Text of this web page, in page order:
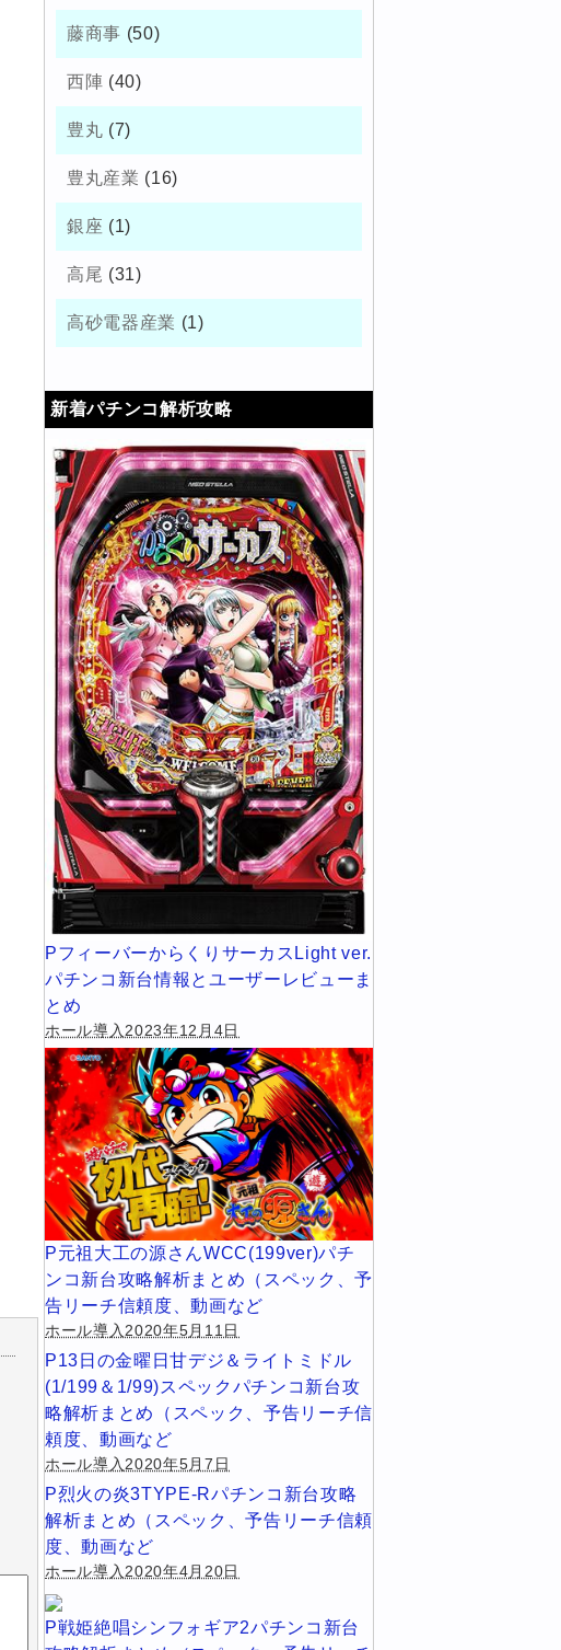
藤商事 (50)
西陣 (40)
豊丸 (7)
豊丸産業 (16)
銀座 (1)
高尾 (31)
高砂電器産業 (1)
新着パチンコ解析攻略
PフィーバーからくりサーカスLight ver.
パチンコ新台情報とユーザーレビューま
とめ
ホール導入2023年12月4日
P元祖大工の源さんWCC(199ver)パチ
ンコ新台攻略解析まとめ（スペック、予
告リーチ信頼度、動画など
ホール導入2020年5月11日
P13日の金曜日甘デジ＆ライトミドル
(1/199＆1/99)スペックパチンコ新台攻
略解析まとめ（スペック、予告リーチ信
頼度、動画など
ホール導入2020年5月7日
P烈火の炎3TYPE-Rパチンコ新台攻略
解析まとめ（スペック、予告リーチ信頼
度、動画など
ホール導入2020年4月20日
P戦姫絶唱シンフォギア2パチンコ新台